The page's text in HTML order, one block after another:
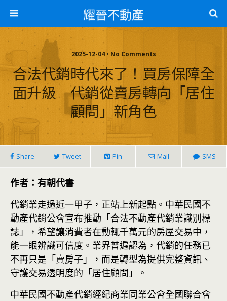
耀晉不動產
2025-12-04 • No Comments
合法代銷時代來了！買房保障全
面升級 代銷從賣房轉向「居住
顧問」新角色
Share Tweet Pin Mail SMS
作者： 有朝代書
代銷業走過近一甲子，正站上新起點。中華民國不
動產代銷公會宣布推動「合法不動產代銷業識別標
誌」，希望讓消費者在動輒千萬元的房屋交易中，
能一眼辨識可信度。業界普遍認為，代銷的任務已
不再只是「賣房子」，而是轉型為提供完整資訊、
守護交易透明度的「居住顧問」。
中華民國不動產代銷經紀商業同業公會全國聯合會